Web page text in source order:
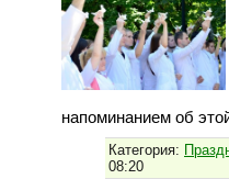
напоминанием об
Категория:
08:20